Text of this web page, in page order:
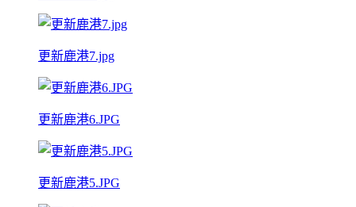
更新鹿港7.jpg
更新鹿港6.JPG
更新鹿港5.JPG